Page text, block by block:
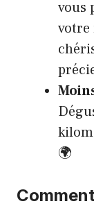
vous
votre
🌍